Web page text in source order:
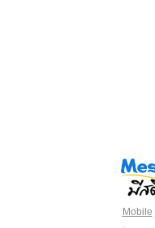
Mobile